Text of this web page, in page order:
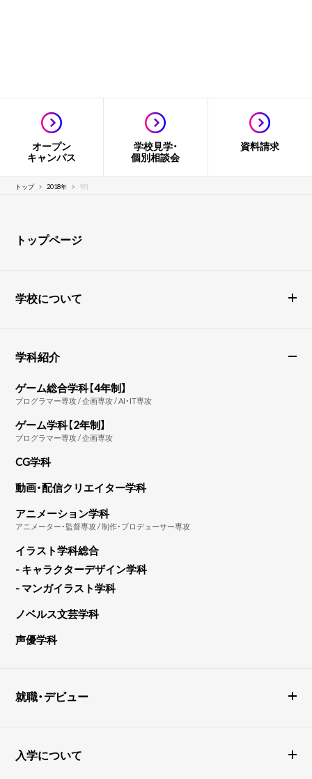
オープン
キャンパス
学校見学・
個別相談会
資料請求
トップ 2018年 9月
トップページ
学校について
学科紹介
ゲーム総合学科【4年制】
プログラマー専攻 / 企画専攻 / AI・IT専攻
ゲーム学科【2年制】
プログラマー専攻 / 企画専攻
CG学科
動画・配信クリエイター学科
アニメーション学科
アニメーター・監督専攻 / 制作・プロデューサー専攻
イラスト学科総合
- キャラクターデザイン学科
- マンガイラスト学科
ノベルス文芸学科
声優学科
就職・デビュー
入学について